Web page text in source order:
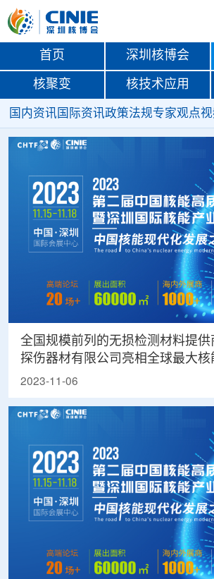
首页 深圳核博会
核聚变 核技术应用
国内资讯 国际资讯政策法规专家观点
全国规模前列的无损检测材料提供
探伤器材有限公司亮相全球最大
深圳核博会
2023-11-06